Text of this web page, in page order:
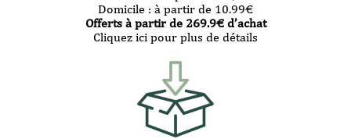
Domicile : à partir de 10.99€
Offerts à partir de 269.9€ d’achat
Cliquez ici pour plus de détails